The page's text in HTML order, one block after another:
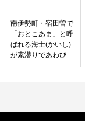
南伊勢町・宿田曽で
「おとこあま」と呼
ばれる海士(かいし)
が素潜りであわび・
サザエ・ナマコ・ト